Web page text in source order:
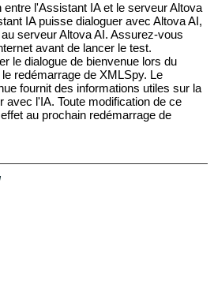
entre l'Assistant IAet le serveur Altova
IA puisse dialoguer avec Altova AI,
serveur Altova AI. Assurez-vous
avant de lancer le test.
le dialogue de bienvenue lors du
redémarrage deXMLSpy. Le
fournit des informations utiles sur la
avec l'IA. Toute modification de ce
au prochain redémarrage de